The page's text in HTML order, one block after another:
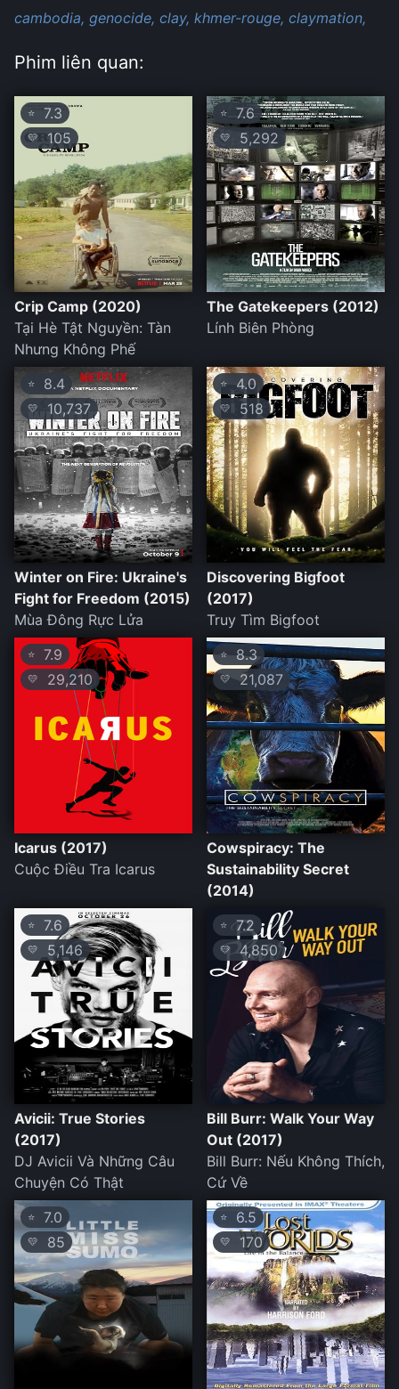
cambodia, genocide, clay, khmer-rouge, claymation,
Phim liên quan:
⭐ 7.3
💛 105
Crip Camp (2020)
Tại Hè Tật Nguyền: Tàn
Nhưng Không Phế
⭐7.6
💛 5,292
The Gatekeepers (2012)
Lính Biên Phòng
⭐ 8.4
💛 10,737
Winter on Fire: Ukraine's
Fight for Freedom (2015)
Mùa Đông Rực Lửa
⭐ 4.0
💛 518
Discovering Bigfoot
(2017)
Truy Tìm Bigfoot
⭐ 7.9
💛 29,210
Icarus (2017)
Cuộc Điều Tra Icarus
⭐8.3
💛21,087
Cowspiracy: The
Sustainability Secret
(2014)
⭐ 7.6
💛 5,146
Avicii: True Stories
(2017)
DJ Avicii Và Những Câu
Chuyện Có Thật
⭐ 7.2
💛 4,850
Bill Burr: Walk Your Way
Out (2017)
Bill Burr: Nếu Không Thích,
Cứ Về
⭐ 7.0
💛 85
⭐ 6.5
💛 170